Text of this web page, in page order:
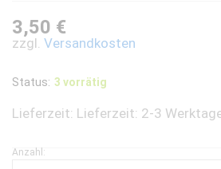
3,50 €
zzgl. Versandkosten
Status: 3 vorrätig
Lieferzeit: Lieferzeit: 2-3
HOBBY
Anzahl: